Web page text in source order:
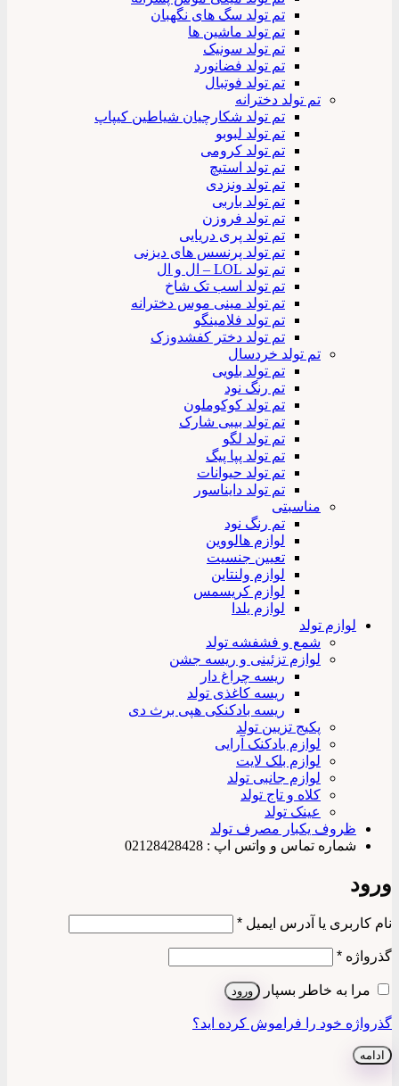
تم تولد سگ های نگهبان
تم تولد ماشین ها
تم تولد سونیک
تم تولد فضانورد
تم تولد فوتبال
تم تولد دخترانه
تم تولد شکارچیان شیاطین کیپاپ
تم تولد لبوبو
تم تولد کرومی
تم تولد استیچ
تم تولد ونزدی
تم تولد باربی
تم تولد فروزن
تم تولد پری دریایی
تم تولد پرنسس های دیزنی
تم تولد LOL – ال و ال
تم تولد اسب تک شاخ
تم تولد مینی موس دخترانه
تم تولد فلامینگو
تم تولد دختر کفشدوزک
تم تولد خردسال
تم تولد بلویی
تم رنگ نود
تم تولد کوکوملون
تم تولد بیبی شارک
تم تولد لگو
تم تولد پپا پیگ
تم تولد حیوانات
تم تولد دایناسور
مناسبتی
تم رنگ نود
لوازم هالووین
تعیین جنسیت
لوازم ولنتاین
لوازم کریسمس
لوازم یلدا
لوازم تولد
شمع و فشفشه تولد
لوازم تزئینی و ریسه جشن
ریسه چراغ دار
ریسه کاغذی تولد
ریسه بادکنکی هپی برث دی
پکیج تزیین تولد
لوازم بادکنک آرایی
لوازم بلک لایت
لوازم جانبی تولد
کلاه و تاج تولد
عینک تولد
ظروف یکبار مصرف تولد
شماره تماس و واتس اپ : 02128428428
ورود
نام کاربری یا آدرس ایمیل *الزامی
گذرواژه *الزامی
مرا به خاطر بسپار ورود
گذرواژه خود را فراموش کرده اید؟
ادامه